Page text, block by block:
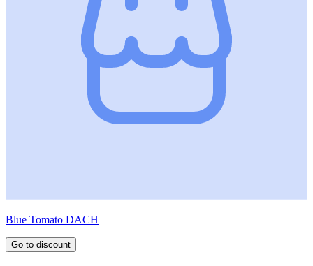
Blue Tomato DACH
Go to discount